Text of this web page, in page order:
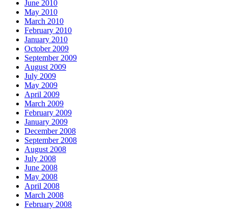
June 2010
May 2010
March 2010
February 2010
January 2010
October 2009
September 2009
August 2009
July 2009
May 2009
April 2009
March 2009
February 2009
January 2009
December 2008
September 2008
August 2008
July 2008
June 2008
May 2008
April 2008
March 2008
February 2008